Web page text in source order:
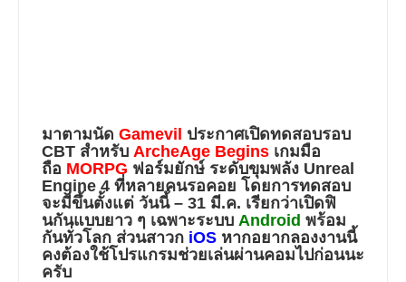
มาตามนัด Gamevil ประกาศเปิดทดสอบรอบ
CBT สำหรับ ArcheAge Begins เกมมือ
ถือ MORPG ฟอร์มยักษ์ ระดับขุมพลัง Unreal
Engine 4 ที่หลายคนรอคอย โดยการทดสอบ
จะมีขึ้นตั้งแต่ วันนี้ – 31 มี.ค. เรียกว่าเปิดฟิ
นกันแบบยาว ๆ เฉพาะระบบ Android พร้อม
กันทั่วโลก ส่วนสาวก iOS หากอยากลองงานนี้
คงต้องใช้โปรแกรมช่วยเล่นผ่านคอมไปก่อนนะ
ครับ